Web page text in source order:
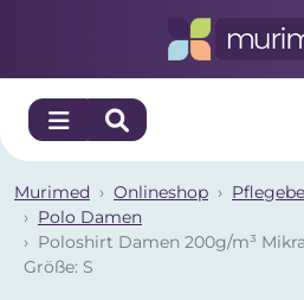
Murimed Onlineshop
Polo Damen
Poloshirt Damen 200g/m³
Größe: S